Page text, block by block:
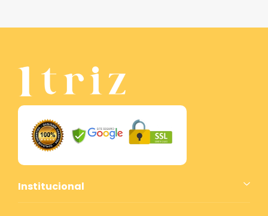
Institucional